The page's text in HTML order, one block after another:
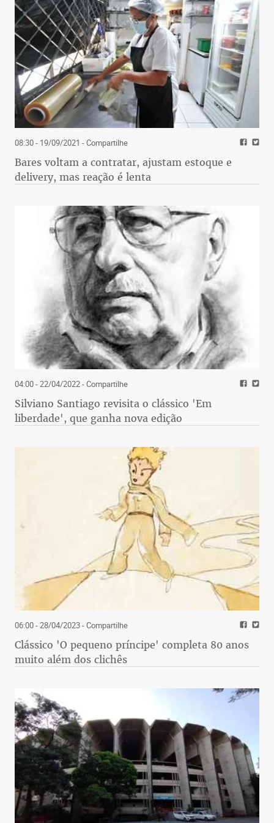
08:30 - 19/09/2021 - Compartilhe
Bares voltam a contratar, ajustam estoque e
delivery, mas reação é lenta
04:00 - 22/04/2022- Compartilhe
Silviano Santiago revisita o clássico 'Em
liberdade', que ganha nova edição
06:00 - 28/04/2023- Compartilhe
Clássico 'O pequeno príncipe' completa 80 anos
muito além dos clichês